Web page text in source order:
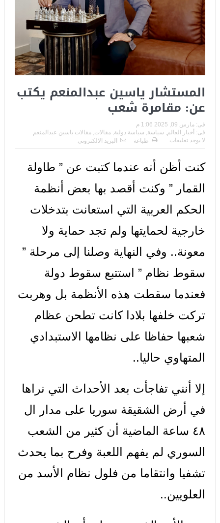
المستشار ياسين عبدالمنعم يكتب
عن: مقامرة شعب
فى: مارس 09, 2025 1:06 م
فى: أخبار العالم سياسة سياسة دولية مقالات مقالات ياسين عبدالمنعم
لا يوجد تعليقات
طباعة البريد الالكترونى
كنت أظن أنه عندما كتبت عن ” طاولة
القمار ” وكنت أقصد بها بعض أنظمة
الحكم العربية التي استعانت بتدخلات
خارجية لحمايتها ولم تجد حماية ولا
معونة.. وفي النهاية وصلنا إلى مرحلة ”
سقوط نظام ” استتبع سقوط دولة
فعندما سقطت هذه الأنظمة بل وهربت
تركت خلفها بلادا كانت تطحن عظام
شعبها حفاظا على نظامها الاستبدادي
المتهاوي حاليا..
إلا أنني تفاجأت بعد الأحداث التي نراها
في أرض الشقيقة سوريا على مدار ال
٤٨ ساعة الماضية أن كثير من الشعب
السوري لم يفهم اللعبة وفرح بما يحدث
تشفيا وانتقاما من فلول نظام الأسد من
العلويين..